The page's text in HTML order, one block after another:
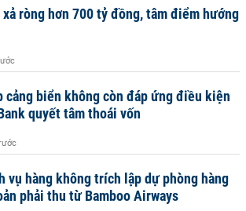
ròng hơn 700 tỷ đồng, tâm điểm hướng
cảng biển không còn đáp ứng điều kiện
quyết tâm thoái vốn
vụ hàng không trích lập dự phòng hàng
phải thu từ Bamboo Airways